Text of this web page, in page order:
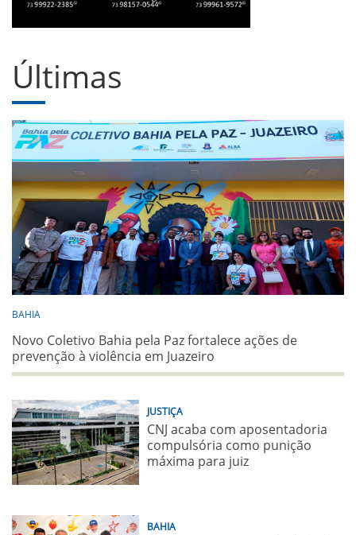
Últimas
BAHIA
Novo Coletivo Bahia pela Paz fortalece ações de
prevenção à violência em Juazeiro
JUSTIÇA
CNJ acaba com aposentadoria
compulsória como punição
máxima para juiz
BAHIA